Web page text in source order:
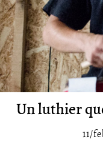
Un luthier
11/